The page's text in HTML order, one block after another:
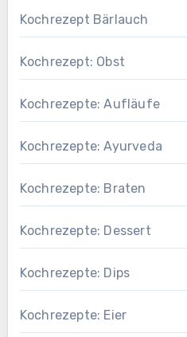
Kochrezept Bärlauch
Kochrezept: Obst
Kochrezepte: Aufläufe
Kochrezepte: Ayurveda
Kochrezepte: Braten
Kochrezepte: Dessert
Kochrezepte: Dips
Kochrezepte: Eier